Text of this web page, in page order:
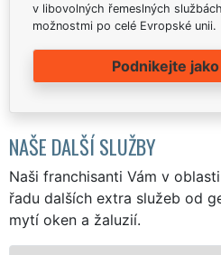
v libovolných řemeslných
možnostmi po celé Evropské unii.
Podnikejte
NAŠE DALŠÍ SLUŽBY
Naši franchisanti Vám v
řadu dalších extra služeb od
mytí oken a žaluzií.